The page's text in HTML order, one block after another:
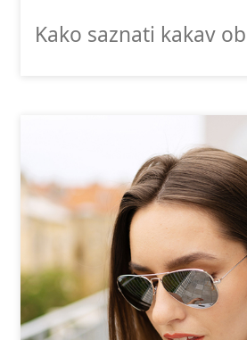
Kako saznati kakav